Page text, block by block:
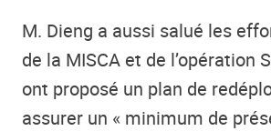
M. Dieng a aussi salué les
de la MISCA et de l’opération
ont proposé un plan de
assurer un « minimum de